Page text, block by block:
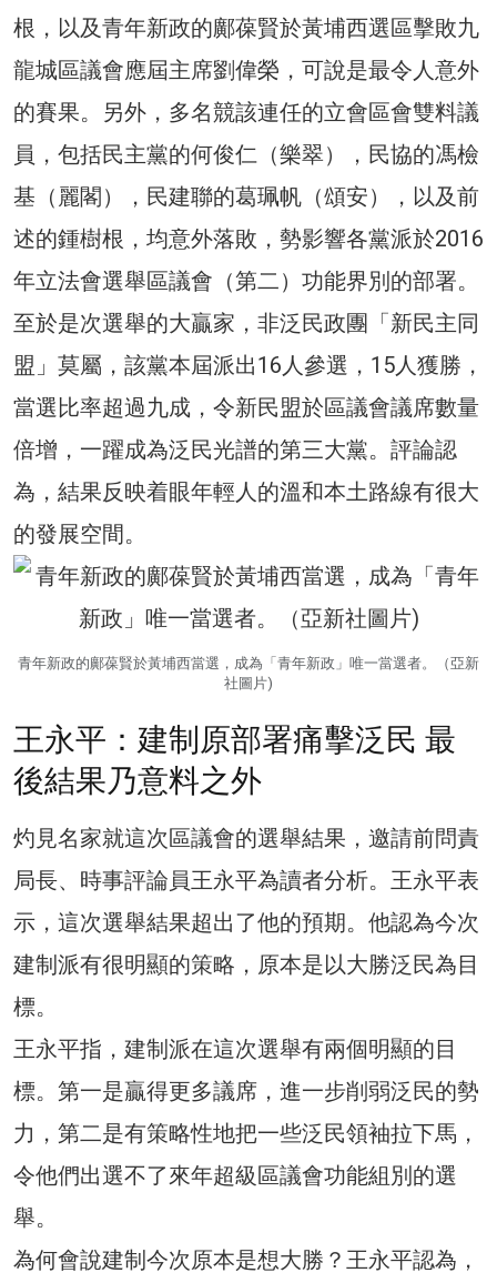
根，以及青年新政的鄺葆賢於黃埔西選區擊敗九
龍城區議會應屆主席劉偉榮，可說是最令人意外
的賽果。另外，多名競該連任的立會區會雙料議
員，包括民主黨的何俊仁（樂翠），民協的馮檢
基（麗閣），民建聯的葛珮帆（頌安），以及前
述的鍾樹根，均意外落敗，勢影響各黨派於2016
年立法會選舉區議會（第二）功能界別的部署。
至於是次選舉的大贏家，非泛民政團「新民主同
盟」莫屬，該黨本屆派出16人參選，15人獲勝，
當選比率超過九成，令新民盟於區議會議席數量
倍增，一躍成為泛民光譜的第三大黨。評論認
為，結果反映着眼年輕人的溫和本土路線有很大
的發展空間。
青年新政的鄺葆賢於黃埔西當選，成為「青年新政」唯一當選者。（亞新
社圖片)
王永平：建制原部署痛擊泛民 最
後結果乃意料之外
灼見名家就這次區議會的選舉結果，邀請前問責
局長、時事評論員王永平為讀者分析。王永平表
示，這次選舉結果超出了他的預期。他認為今次
建制派有很明顯的策略，原本是以大勝泛民為目
標。
王永平指，建制派在這次選舉有兩個明顯的目
標。第一是贏得更多議席，進一步削弱泛民的勢
力，第二是有策略性地把一些泛民領袖拉下馬，
令他們出選不了來年超級區議會功能組別的選
舉。
為何會說建制今次原本是想大勝？王永平認為，